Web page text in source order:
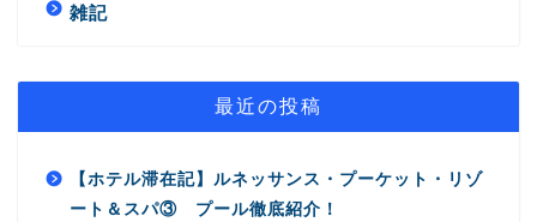
雑記
最近の投稿
【ホテル滞在記】ルネッサンス・プーケット・リゾ
ート＆スパ③ プール徹底紹介！